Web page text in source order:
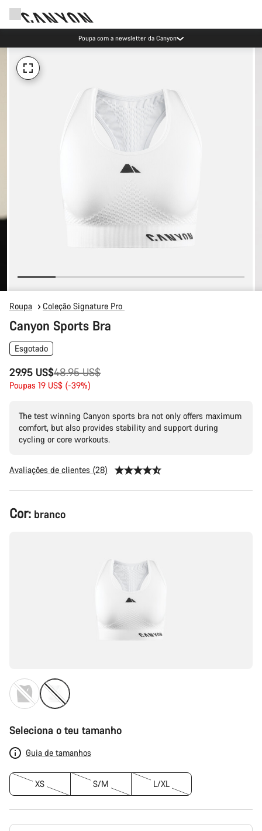
Poupa com a newsletter da Canyon
Roupa Coleção Signature Pro
Canyon Sports Bra
Esgotado
29.95 US$
Preço
Original
48.95 US$
Poupas 19 US$ (-39%)
The test winning Canyon sports bra not only offers maximum
comfort, but also provides stability and support during
cycling or core workouts.
Avaliações de clientes (28)
Configuração
do
Cor: branco
Seleciona o teu tamanho
Guia de tamanhos
XS S/M L/XL